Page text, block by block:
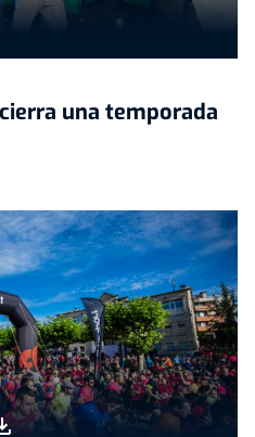
una temporada